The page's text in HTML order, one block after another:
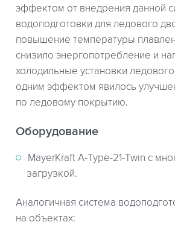
эффектом от внедрения данной
водоподготовки для ледового
повышение температуры
снизило энергопотребление и
холодильные установки
одним эффектом явилось
по ледовому покрытию.
Оборудование
MayerKraft A-Type-21-Twin с
загрузкой.
Аналогичная система
на объектах: